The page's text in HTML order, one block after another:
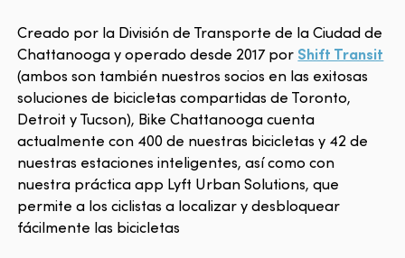
Creado por la División de Transporte de la Ciudad de
Chattanooga y operado desde 2017 por Shift Transit
(ambos son también nuestros socios en las exitosas
soluciones de bicicletas compartidas de Toronto,
Detroit y Tucson), Bike Chattanooga cuenta
actualmente con 400 de nuestras bicicletas y 42 de
nuestras estaciones inteligentes, así como con
nuestra práctica app Lyft Urban Solutions, que
permite a los ciclistas a localizar y desbloquear
fácilmente las bicicletas